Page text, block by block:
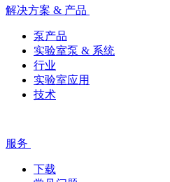
解决方案 & 产品
泵产品
实验室泵 & 系统
行业
实验室应用
技术
服务
下载